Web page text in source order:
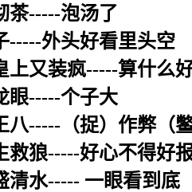
茶-----泡汤了
-----外头好看里头空
上又装疯-----算什么
眼-----个子大
八-----（捉）作弊（
救狼-----好心不得好
清水----- 一眼看到底